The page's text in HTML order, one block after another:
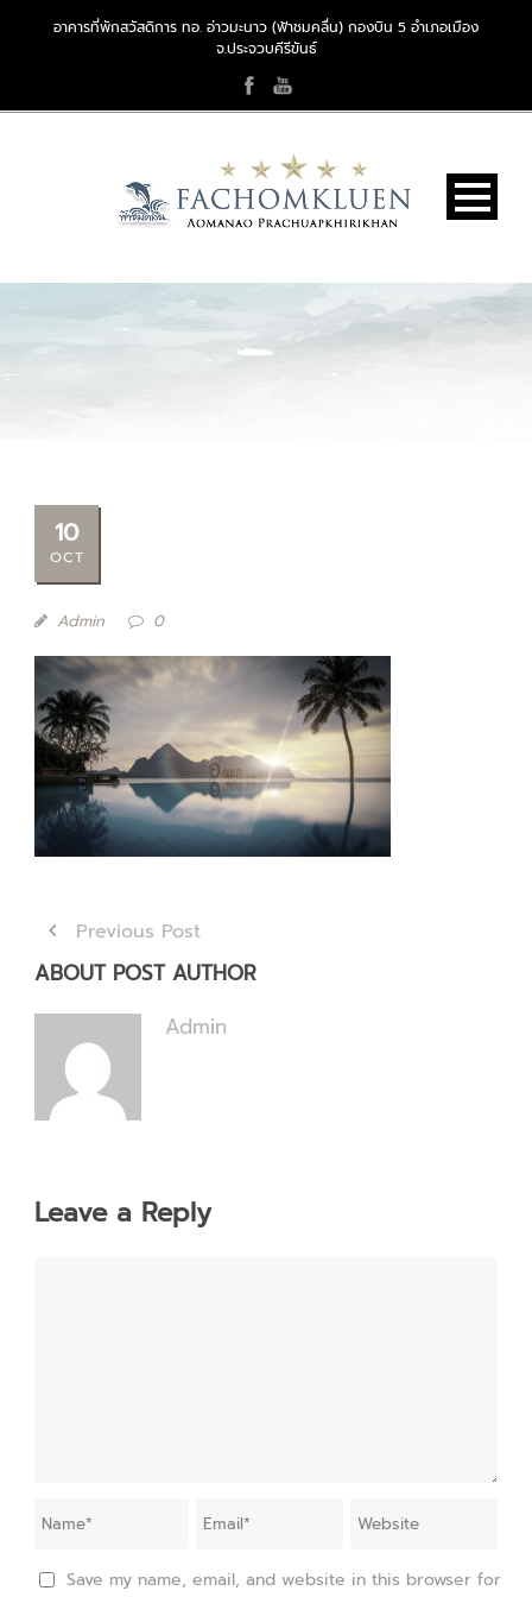
อาคารที่พักสวัสดิการ ทอ. อ่าวมะนาว (ฟ้าชมคลื่น) กองบิน 5 อำเภอเมือง
จ.ประจวบคีรีขันธ์
10
OCT
Admin 0
Previous Post
ABOUT POST AUTHOR
Admin
Leave a Reply
Save my name, email, and website in this browser for